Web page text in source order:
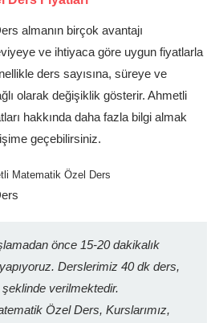
almanın birçok avantajı
ve ihtiyaca göre uygun fiyatlarla
ders sayısına, süreye ve
olarak değişiklik gösterir. Ahmetli
hakkında daha fazla bilgi almak
geçebilirsiniz.
önce 15-20 dakikalık
Derslerimiz 40 dk ders,
verilmektedir.
Özel Ders, Kurslarımız,